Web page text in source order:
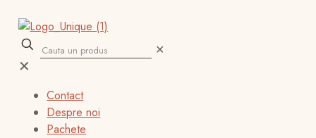
✕
✕
Contact
Despre noi
Pachete